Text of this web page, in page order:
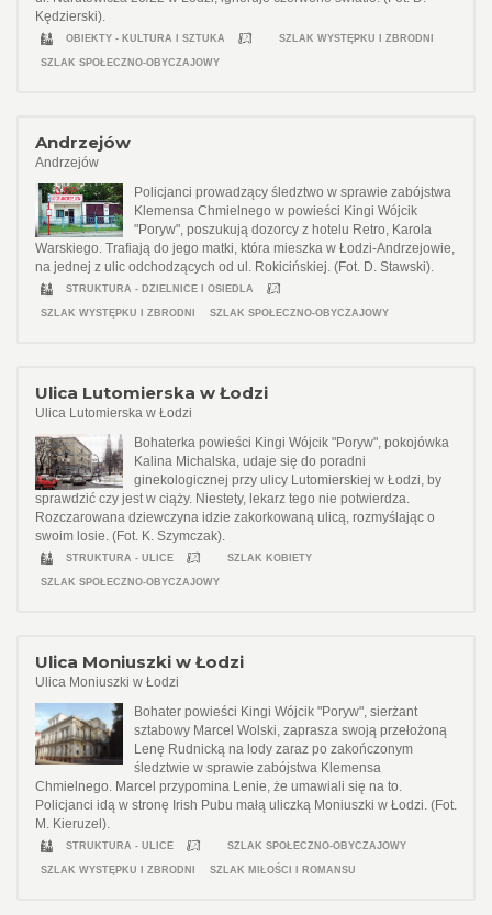
Kędzierski).
OBIEKTY - KULTURA I SZTUKA SZLAK WYSTĘPKU I ZBRODNI
SZLAK SPOŁECZNO-OBYCZAJOWY
Andrzejów
Andrzejów
Policjanci prowadzący śledztwo w sprawie zabójstwa
Klemensa Chmielnego w powieści Kingi Wójcik
"Poryw", poszukują dozorcy z hotelu Retro, Karola
Warskiego. Trafiają do jego matki, która mieszka w Łodzi-Andrzejowie,
na jednej z ulic odchodzących od ul. Rokicińskiej. (Fot. D. Stawski).
STRUKTURA - DZIELNICE I OSIEDLA
SZLAK WYSTĘPKU I ZBRODNI SZLAK SPOŁECZNO-OBYCZAJOWY
Ulica Lutomierska w Łodzi
Ulica Lutomierska w Łodzi
Bohaterka powieści Kingi Wójcik "Poryw", pokojówka
Kalina Michalska, udaje się do poradni
ginekologicznej przy ulicy Lutomierskiej w Łodzi, by
sprawdzić czy jest w ciąży. Niestety, lekarz tego nie potwierdza.
Rozczarowana dziewczyna idzie zakorkowaną ulicą, rozmyślając o
swoim losie. (Fot. K. Szymczak).
STRUKTURA - ULICE SZLAK KOBIETY
SZLAK SPOŁECZNO-OBYCZAJOWY
Ulica Moniuszki w Łodzi
Ulica Moniuszki w Łodzi
Bohater powieści Kingi Wójcik "Poryw", sierżant
sztabowy Marcel Wolski, zaprasza swoją przełożoną
Lenę Rudnicką na lody zaraz po zakończonym
śledztwie w sprawie zabójstwa Klemensa
Chmielnego. Marcel przypomina Lenie, że umawiali się na to.
Policjanci idą w stronę Irish Pubu małą uliczką Moniuszki w Łodzi. (Fot.
M. Kieruzel).
STRUKTURA - ULICE SZLAK SPOŁECZNO-OBYCZAJOWY
SZLAK WYSTĘPKU I ZBRODNI SZLAK MIŁOŚCI I ROMANSU